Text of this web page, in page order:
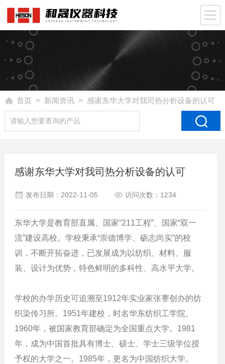
首页 > 新闻资讯> 感谢东华大学对我司热分析设备的认可
感谢东华大学对我司热分析设备的认可
发布日期：2022-11-05 访问次数：1234
东华大学是教育部直属、国家“211工程”、国家“双一
流”建设高校。学校秉承“崇德博学、砺志尚实”的校
训，不断开拓奋进，已发展成为以纺织、材料、服
装、设计为优势，特色鲜明的多科性、高水平大学。
学校的办学历史可追溯至1912年实业家张謇创办的纺
织染传习所。1951年建校，时名华东纺织工学院。
1960年，被国家教育部确定为全国重点大学。1981
年，成为中国首批具有博士、硕士、学士三级学位授
予权的大学之一。1985年，更名为中国纺织大学。